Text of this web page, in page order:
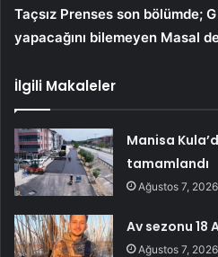
Taçsız Prenses son bölümde;
yapacağını bilemeyen Masal
İlgili Makaleler
Manisa
tamamlandı
Ağustos 7, 2026
Av sezonu 18
Ağustos 7, 2026